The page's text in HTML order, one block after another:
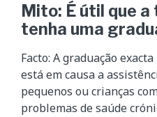
Mito: É útil que
tenha uma
Facto: A graduação
está em causa a
pequenos ou crianças
problemas de saúde